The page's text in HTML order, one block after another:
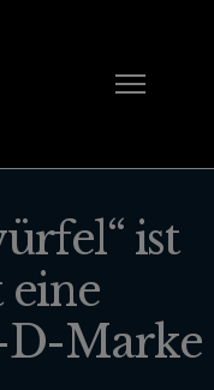
ist
D-Marke